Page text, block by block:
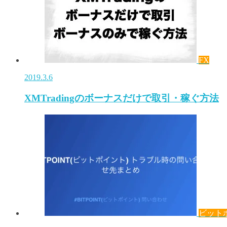
FX
2019.3.6
XMTradingのボーナスだけで取引・稼ぐ方法
ビット